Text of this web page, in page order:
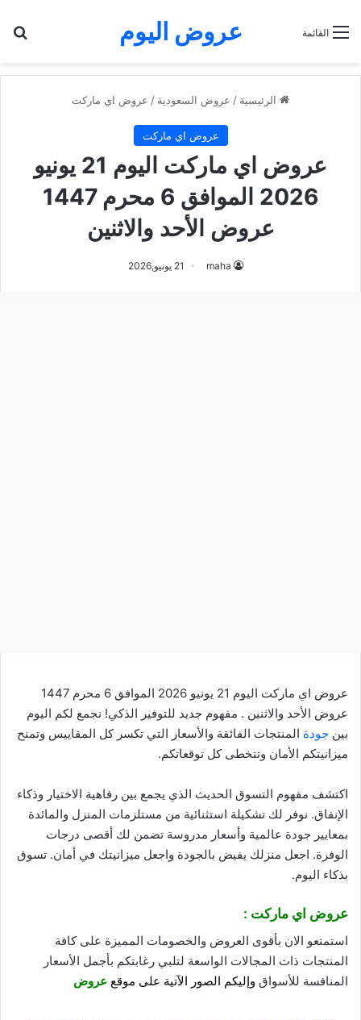
عروض اليوم القائمة
الرئيسية / عروض السعودية / عروض اي ماركت
عروض اي ماركت
عروض اي ماركت اليوم 21 يونيو
2026 الموافق 6 محرم 1447
عروض الأحد والاثنين
maha 21 يونيو,2026
عروض اي ماركت اليوم 21 يونيو 2026 الموافق 6 محرم 1447
عروض الأحد والاثنين . مفهوم جديد للتوفير الذكي! نجمع لكم اليوم
بين جودة المنتجات الفائقة والأسعار التي تكسر كل المقاييس وتمنح
ميزانيتكم الأمان وتتخطى كل توقعاتكم.
اكتشف مفهوم التسوق الحديث الذي يجمع بين رفاهية الاختيار وذكاء
الإنفاق. نوفر لك تشكيلة استثنائية من مستلزمات المنزل والمائدة
بمعايير جودة عالمية وأسعار مدروسة تضمن لك أقصى درجات
الوفرة. اجعل منزلك يفيض بالجودة واجعل ميزانيتك في أمان. تسوق
بذكاء اليوم.
عروض اي ماركت :
استمتعو الان بأقوى العروض والخصومات المميزة على كافة
المنتجات ذات المجالات الواسعة لتلبي رغابتكم بأجمل الأسعار
المنافسة للأسواق وإليكم الصور الآتية على موقع عروض